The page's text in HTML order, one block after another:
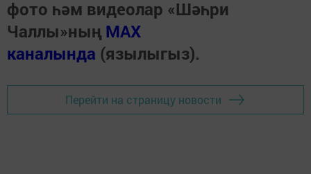
фото һәм видеолар «Шәһри
Чаллы»ның MAX
каналында (язылыгыз).
Перейти на страницу новости